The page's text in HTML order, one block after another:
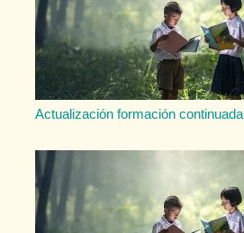
Actualización formación continuada